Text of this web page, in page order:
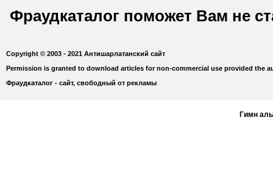
Фраудкаталог поможет Вам не
Copyright © 2003 - 2021 Антишарлатанский сайт
Permission is granted to download articles for non-commercial use provided the
Фраудкаталог - сайт, свободный от рекламы
Гимн